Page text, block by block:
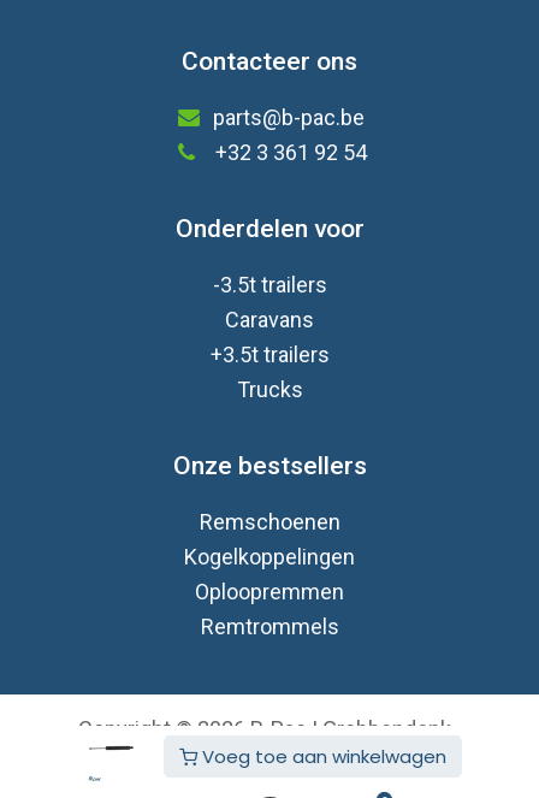
Voeg toe aan winkelwagen
Contacteer ons
parts@b-pac.be
+32 3 361 92 54
Onderdelen voor
-3.5t trailers
Caravans
+3.5t trailers
Trucks
Onze bestsellers
Remschoenen
Kogelkoppelingen
Oploopremmen
Remtrommels
Copyright © 2026 B-Pac | Grobbendonk
Nederlands (BE)
Aangeboden door Open source e-